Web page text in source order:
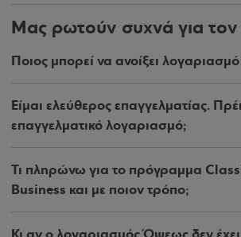
Μας ρωτούν συχνά για
Ποιος μπορεί να ανοίξει
Είμαι ελεύθερος επαγγελματίας.
επαγγελματικό λογαριασμό;
Τι πληρώνω για το πρόγραμμα
Business και με ποιον τρόπο;